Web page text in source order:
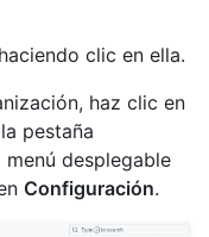
clic en ella.
haz clic en
pestaña
desplegable
Configuración.